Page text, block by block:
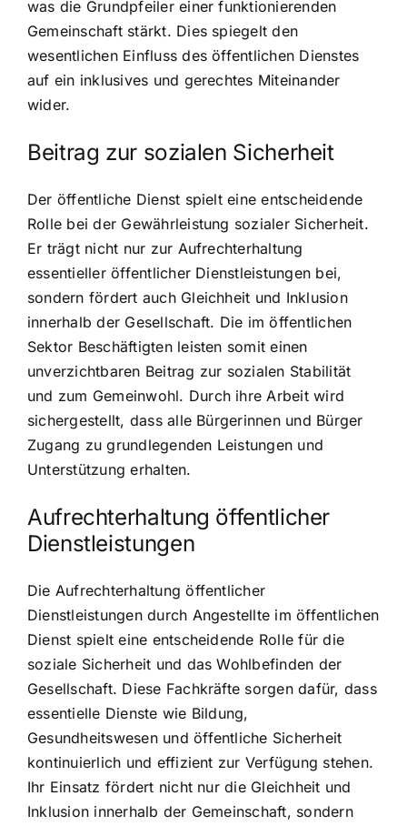
was die Grundpfeiler einer funktionierenden
Gemeinschaft stärkt. Dies spiegelt den
wesentlichen Einfluss des öffentlichen Dienstes
auf ein inklusives und gerechtes Miteinander
wider.
Beitrag zur sozialen Sicherheit
Der öffentliche Dienst spielt eine entscheidende
Rolle bei der Gewährleistung sozialer Sicherheit.
Er trägt nicht nur zur Aufrechterhaltung
essentieller öffentlicher Dienstleistungen bei,
sondern fördert auch Gleichheit und Inklusion
innerhalb der Gesellschaft. Die im öffentlichen
Sektor Beschäftigten leisten somit einen
unverzichtbaren Beitrag zur sozialen Stabilität
und zum Gemeinwohl. Durch ihre Arbeit wird
sichergestellt, dass alle Bürgerinnen und Bürger
Zugang zu grundlegenden Leistungen und
Unterstützung erhalten.
Aufrechterhaltung öffentlicher
Dienstleistungen
Die Aufrechterhaltung öffentlicher
Dienstleistungen durch Angestellte im öffentlichen
Dienst spielt eine entscheidende Rolle für die
soziale Sicherheit und das Wohlbefinden der
Gesellschaft. Diese Fachkräfte sorgen dafür, dass
essentielle Dienste wie Bildung,
Gesundheitswesen und öffentliche Sicherheit
kontinuierlich und effizient zur Verfügung stehen.
Ihr Einsatz fördert nicht nur die Gleichheit und
Inklusion innerhalb der Gemeinschaft, sondern